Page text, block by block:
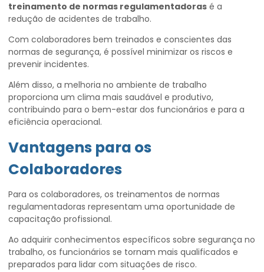
treinamento de normas regulamentadoras é a
redução de acidentes de trabalho.
Com colaboradores bem treinados e conscientes das
normas de segurança, é possível minimizar os riscos e
prevenir incidentes.
Além disso, a melhoria no ambiente de trabalho
proporciona um clima mais saudável e produtivo,
contribuindo para o bem-estar dos funcionários e para a
eficiência operacional.
Vantagens para os
Colaboradores
Para os colaboradores, os treinamentos de normas
regulamentadoras representam uma oportunidade de
capacitação profissional.
Ao adquirir conhecimentos específicos sobre segurança no
trabalho, os funcionários se tornam mais qualificados e
preparados para lidar com situações de risco.